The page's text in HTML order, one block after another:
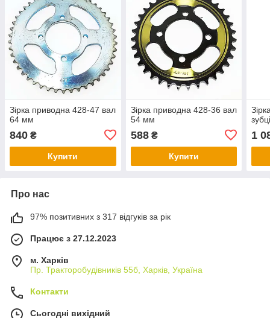
Зірка приводна 428-47 вал
64 мм
840 ₴
Купити
Зірка приводна 428-36 вал
54 мм
588₴
Купити
1
Про нас
97% позитивних з 317 відгуків за рік
Працює з 27.12.2023
м. Харків
Пр. Тракторобудiвникiв 55б, Харків, Україна
Контакти
Сьогодні вихідний